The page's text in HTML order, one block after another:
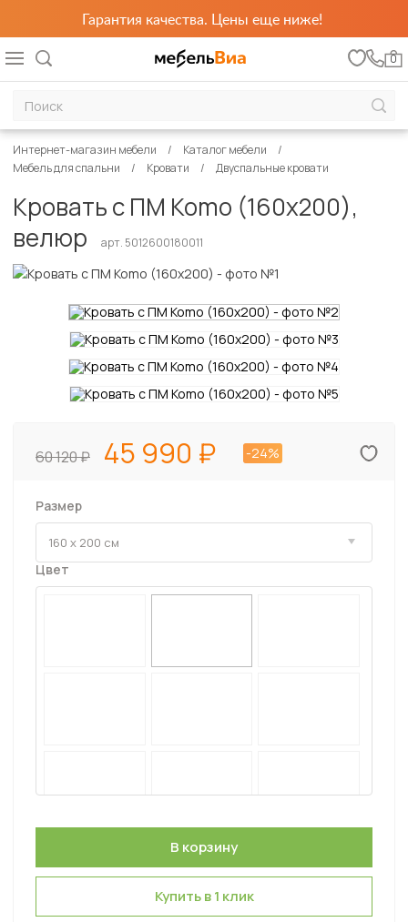
Гарантия качества. Цены еще ниже!
0
Интернет-магазин мебели
Каталог мебели
Мебель для спальни
Кровати Двуспальные кровати
Кровать с ПМ Komo (160х200),
велюр
арт. 5012600180011
60 120 45 990 -24%
Размер
Цвет
Купить в 1 клик